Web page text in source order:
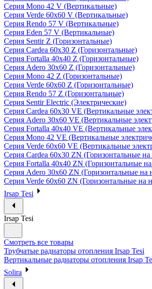
Серия Mono 42 V (Вертикальные)
Серия Verde 60х60 V (Вертикальные)
Серия Rendo 57 V (Вертикальные)
Серия Eden 57 V (Вертикальные)
Серия Sentir Z (Горизонтальные)
Серия Cardea 60х30 Z (Горизонтальные)
Серия Fortalla 40х40 Z (Горизонтальные)
Серия Adero 30х60 Z (Горизонтальные)
Серия Mono 42 Z (Горизонтальные)
Серия Verde 60х60 Z (Горизонтальные)
Серия Rendo 57 Z (Горизонтальные)
Серия Sentir Electric (Электрические)
Серия Cardea 60х30 VE (Вертикальные
Серия Adero 30х60 VE (Вертикальные
Серия Fortalla 40х40 VE (Вертикальные
Серия Mono 42 VE (Вертикальные
Серия Verde 60х60 VE (Вертикальные
Серия Cardea 60х30 ZN (Горизонтальные
Серия Fortalla 40х40 ZN (Горизонтальные
Серия Adero 30х60 ZN (Горизонтальные на
Серия Verde 60х60 ZN (Горизонтальные на
Irsap Tesi
Irsap Tesi
Смотреть все товары
Трубчатые радиаторы отопления Irsap Tesi
Вертикальные радиаторы отопления Irsap
Solira